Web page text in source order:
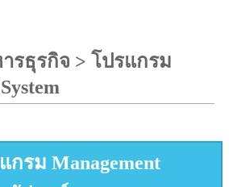
รธุรกิจ > โปรแกรม
กรม Management